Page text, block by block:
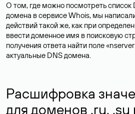
О том, где можно посмотреть список
домена в сервисе Whois, мы
действий такой же, как при
ввести доменное имя в поисковую
получения ответа найти поле
актуальные DNS домена.
Расшифровка
для доменов .ru, .su